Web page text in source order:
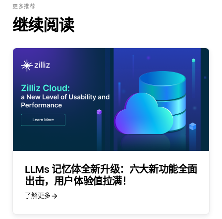
更多推荐
继续阅读
LLMs 记忆体全新升级：六大新功能全面
出击，用户体验值拉满！
了解更多